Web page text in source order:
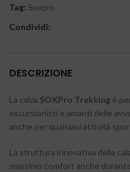
Tag: Soxpro
Condividi:
DESCRIZIONE
La calza SOXPro Trekking è
escursionisti e amanti delle
anche per qualsiasi attività
La struttura innovativa della
massimo comfort anche